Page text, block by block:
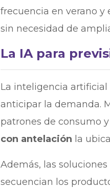
frecuencia en verano y
sin necesidad de
La IA para
La inteligencia artificial
anticipar la demanda.
patrones de consumo
con antelación la
Además, las
secuencian los